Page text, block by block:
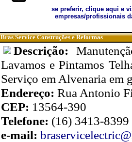
se preferir, clique aqui e
empresas/profissionais
Bras Service Construções e Reformas
Descrição:
Lavamos e Pintamos
Serviço em Alvenaria em
Endereço: Rua Antonio
CEP: 13564-390
Telefone: (16) 3413-
e-mail: